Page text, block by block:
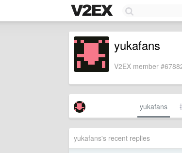
yukafans
V2EX member
yukafans
yukafans's recent replies